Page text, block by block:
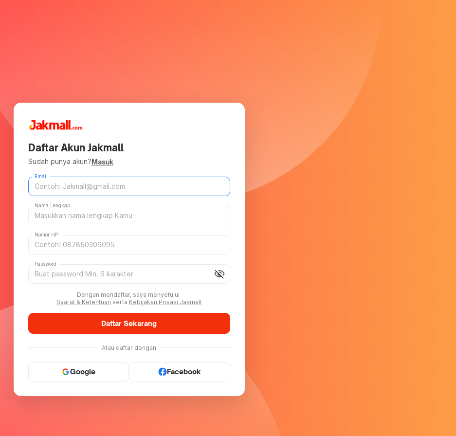
Daftar Akun Jakmall
Sudah punya akun?Masuk
Email
Nama Lengkap
Nomor HP
visibility_off
Password
Dengan mendaftar, saya menyetujui
Syarat & Ketentuan serta Kebijakan Privasi Jakmall
Daftar Sekarang
Atau daftar dengan
Google Facebook